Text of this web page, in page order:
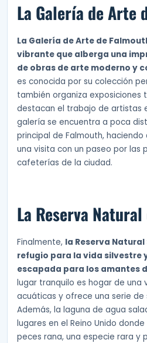
La Galería de Arte
La Galería de Arte de
vibrante que alberga una
de obras de arte moderno y
es conocida por su colección
también organiza exposiciones
destacan el trabajo de artistas
galería se encuentra a poca
principal de Falmouth,
una visita con un paseo por las
cafeterías de la ciudad.
La Reserva
Finalmente, la Reserva
refugio para la vida silvestre
escapada para los amantes
lugar tranquilo es hogar de una
acuáticas y ofrece una serie de
Además, la laguna de agua
lugares en el Reino Unido
peces rana, una especie rara y